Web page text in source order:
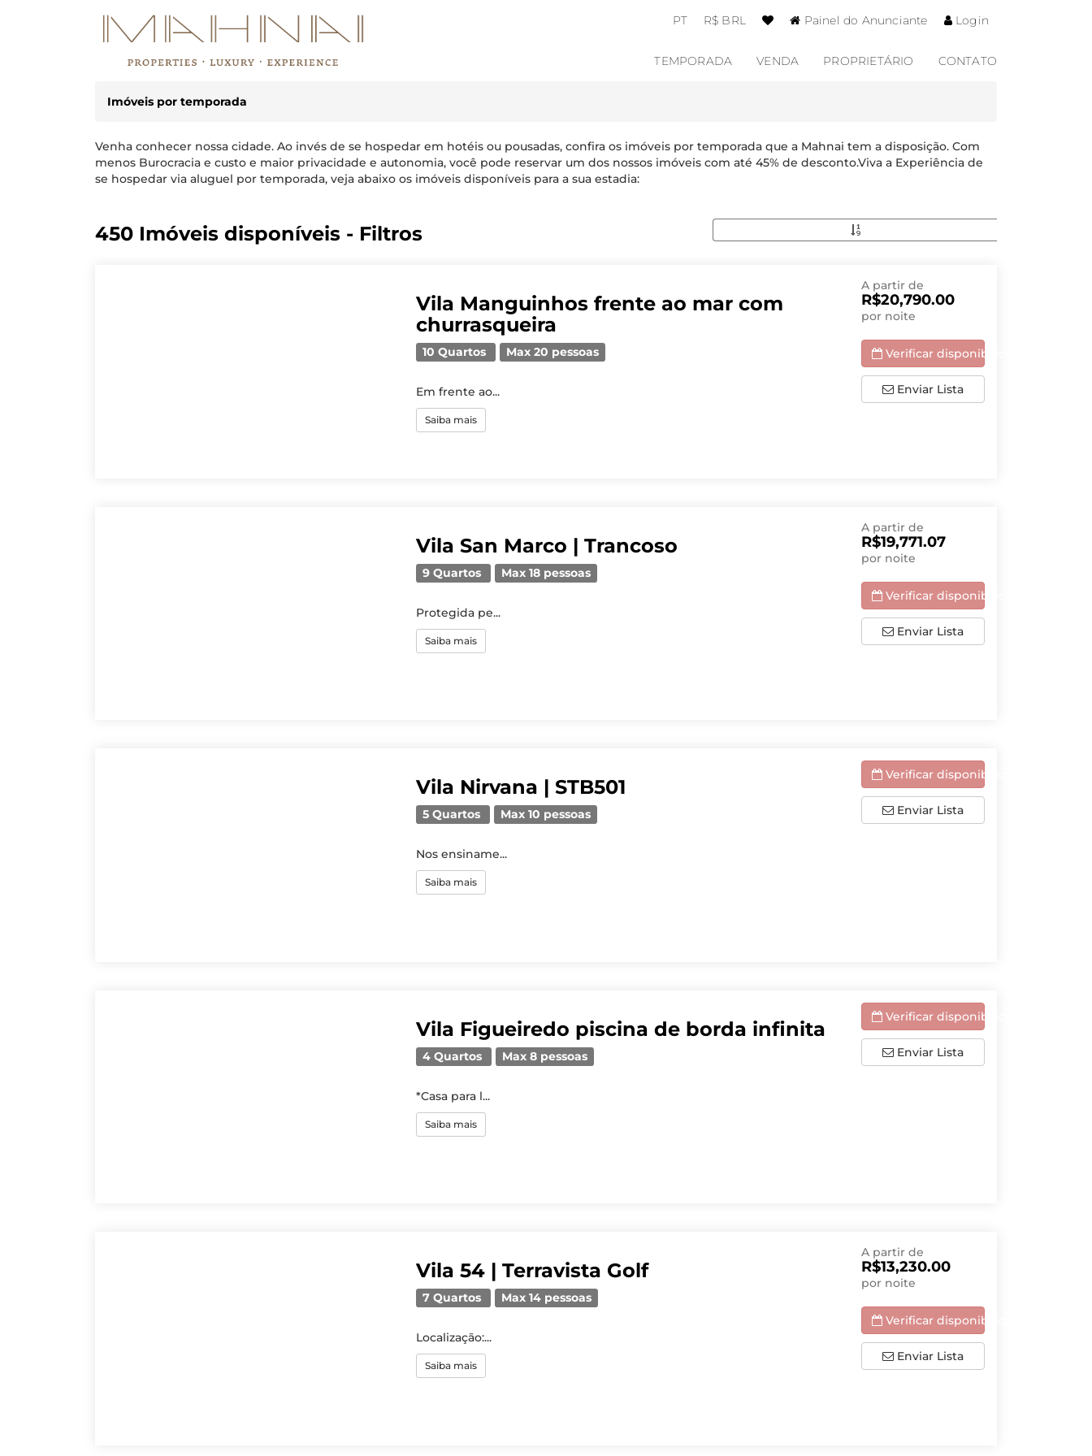
PT R$ BRL Painel do Anunciante Login
TEMPORADA VENDA PROPRIETÁRIO CONTATO
Imóveis por temporada
Venha conhecer nossa cidade. Ao invés de se hospedar em hotéis ou pousadas, confira os imóveis por temporada que a Mahnai tem a disposição. Com
menos Burocracia e custo e maior privacidade e autonomia, você pode reservar um dos nossos imóveis com até 45% de desconto.Viva a Experiência de
se hospedar via aluguel por temporada, veja abaixo os imóveis disponíveis para a sua estadia:
450 Imóveis disponíveis - Filtros
Vila Manguinhos frente ao mar com
churrasqueira
10 Quartos Max 20 pessoas
Em frente ao...
Saiba mais
A partir de
R$20,790.00
por noite
Verificar disponibilidade
Enviar Lista
Vila San Marco | Trancoso
9 Quartos Max 18 pessoas
Protegida pe...
Saiba mais
A partir de
R$19,771.07
por noite
Verificar disponibilidade
Enviar Lista
Vila Nirvana | STB501
5 Quartos Max 10 pessoas
Nos ensiname...
Saiba mais
Verificar disponibilidade
Enviar Lista
Vila Figueiredo piscina de borda infinita
4 Quartos Max 8 pessoas
*Casa para l...
Saiba mais
Verificar disponibilidade
Enviar Lista
Vila 54 | Terravista Golf
7 Quartos Max 14 pessoas
Localização:...
Saiba mais
A partir de
R$13,230.00
por noite
Verificar disponibilidade
Enviar Lista